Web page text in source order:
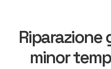
Riparazione
minor